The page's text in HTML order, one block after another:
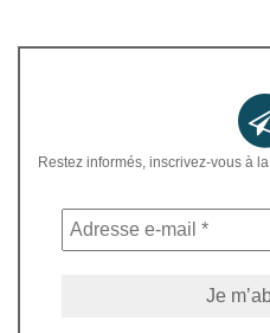
Restez informés, inscrivez-vous à la